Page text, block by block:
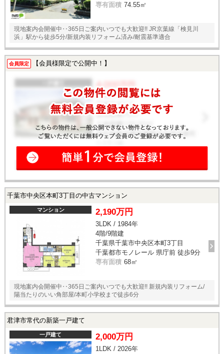
専有面積 74.55㎡
現地案内会開催中‥365日ご案内いつでも大歓迎!! JR京葉線「検見川
浜」駅から徒歩5分/新規内装リフォーム済み/耐震基準適合
会員限定 【会員様限定で公開中！】
千葉市中央区本町3丁目の中古マンション
マンション 2,190万円
3LDK / 1984年
4階/9階建
千葉県千葉市中央区本町3丁目
千葉都市モノレール 県庁前 徒歩9分
専有面積 68㎡
現地案内会開催中‥365日ご案内いつでも大歓迎!! 新規内装リフォーム/
陽当たりのいい角部屋/本町小学校まで徒歩6分
君津市常代の新築一戸建て
一戸建て 2,000万円
1LDK / 2026年